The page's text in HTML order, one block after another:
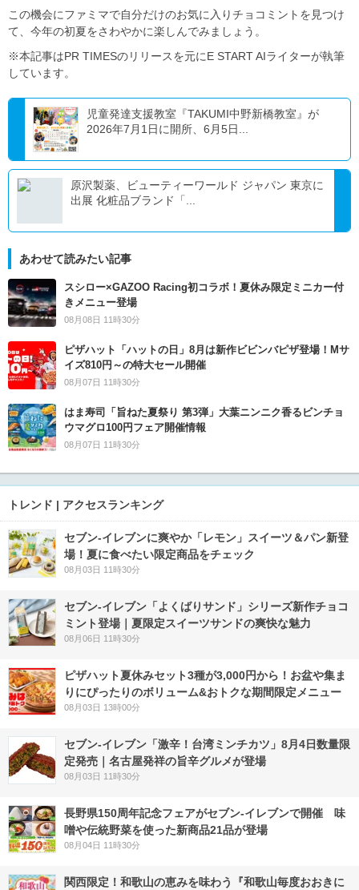
この機会にファミマで自分だけのお気に入りチョコミントを見つけ
て、今年の初夏をさわやかに楽しんでみましょう。
※本記事はPR TIMESのリリースを元にE START AIライターが執筆
しています。
児童発達支援教室『TAKUMI中野新橋教室』が
2026年7月1日に開所、6月5日...
原沢製薬、ビューティーワールド ジャパン 東京に
出展 化粧品ブランド「...
あわせて読みたい記事
スシロー×GAZOO Racing初コラボ！夏休み限定ミニカー付
きメニュー登場
08月08日 11時30分
ピザハット「ハットの日」8月は新作ビビンバピザ登場！Mサ
イズ810円～の特大セール開催
08月07日 11時30分
はま寿司「旨ねた夏祭り 第3弾」大葉ニンニク香るビンチョ
ウマグロ100円フェア開催情報
08月07日 11時30分
トレンド | アクセスランキング
セブン‐イレブンに爽やか「レモン」スイーツ＆パン新登
場！夏に食べたい限定商品をチェック
08月03日 11時30分
セブン‐イレブン「よくばりサンド」シリーズ新作チョコ
ミント登場｜夏限定スイーツサンドの爽快な魅力
08月06日 11時30分
ピザハット夏休みセット3種が3,000円から！お盆や集ま
りにぴったりのボリューム&おトクな期間限定メニュー
08月03日 13時00分
セブン-イレブン「激辛！台湾ミンチカツ」8月4日数量限
定発売｜名古屋発祥の旨辛グルメが登場
08月03日 11時30分
長野県150周年記念フェアがセブン-イレブンで開催 味
噌や伝統野菜を使った新商品21品が登場
08月04日 11時30分
関西限定！和歌山の恵みを味わう『和歌山毎度おおきに